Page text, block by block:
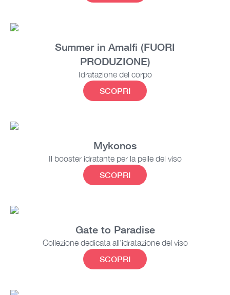
Summer in Amalfi (FUORI
PRODUZIONE)
Idratazione del corpo
SCOPRI
Mykonos
Il booster idratante per la pelle del viso
SCOPRI
Gate to Paradise
Collezione dedicata all’idratazione del viso
SCOPRI